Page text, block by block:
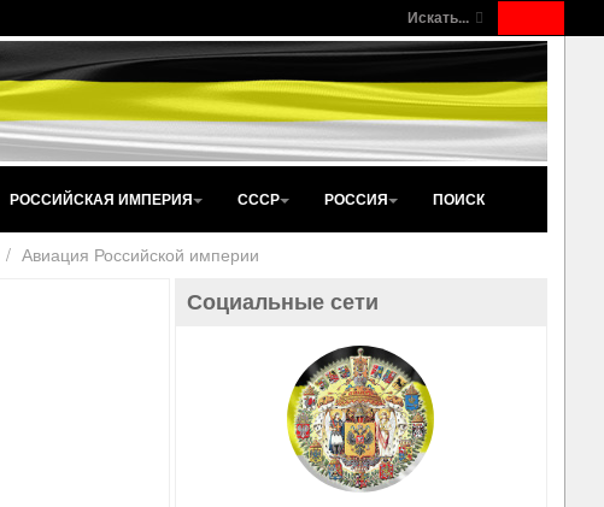
Искать...
РОССИЙСКАЯ ИМПЕРИЯ СССР РОССИЯ ПОИСК
Авиация Российской империи
Социальные сети